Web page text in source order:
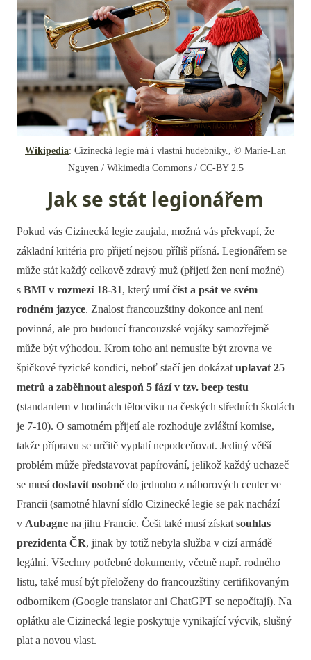
Wikipedia: Cizinecká legie má i vlastní hudebníky., © Marie-Lan
Nguyen / Wikimedia Commons / CC-BY 2.5
Jak se stát legionářem
Pokud vás Cizinecká legie zaujala, možná vás překvapí, že
základní kritéria pro přijetí nejsou příliš přísná. Legionářem se
může stát každý celkově zdravý muž (přijetí žen není možné)
s BMI v rozmezí 18-31, který umíčíst a psát ve svém
rodném jazyce. Znalost francouzštiny dokonce ani není
povinná, ale pro budoucí francouzské vojáky samozřejmě
může být výhodou. Krom toho ani nemusíte být zrovna ve
špičkové fyzické kondici, neboť stačí jen dokázat uplavat 25
metrů a zaběhnout alespoň 5 fází v tzv. beep testu
(standardem v hodinách tělocviku na českých středních školách
je 7-10). O samotném přijetí ale rozhoduje zvláštní komise,
takže přípravu se určitě vyplatí nepodceňovat. Jediný větší
problém může představovat papírování, jelikož každý uchazeč
se musídostavit osobně do jednoho z náborových center ve
Francii (samotné hlavní sídlo Cizinecké legie se pak nachází
v Aubagne na jihu Francie. Češi také musí získat souhlas
prezidenta ČR, jinak by totiž nebyla služba v cizí armádě
legální. Všechny potřebné dokumenty, včetně např. rodného
listu, také musí být přeloženy do francouzštiny certifikovaným
odborníkem (Google translator ani ChatGPT se nepočítají). Na
oplátku ale Cizinecká legie poskytuje vynikající výcvik, slušný
plat a novou vlast.